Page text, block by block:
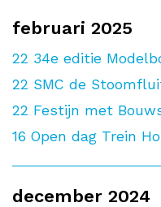
februari 2025
22 34e editie
22 SMC de
22 Festijn met
16 Open dag Trein
december 2024